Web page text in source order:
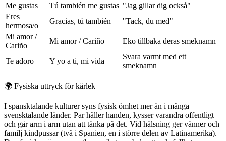
Me gustas
Tú también me gustas "Jag gillar dig också"
Eres
hermosa/o
Gracias, tú también
"Tack, du med"
Mi amor /
Cariño
Mi amor / Cariño Eko tillbaka deras smeknamn
Te adoro Y yo a ti, mi vida
Svara varmt med ett
smeknamn
🌍 Fysiska uttryck för kärlek
I spansktalande kulturer syns fysisk ömhet mer än i många
svensktalande länder. Par håller handen, kysser varandra offentligt
och går arm i arm utan att tänka på det. Vid hälsning ger vänner och
familj kindpussar (två i Spanien, en i större delen av Latinamerika).